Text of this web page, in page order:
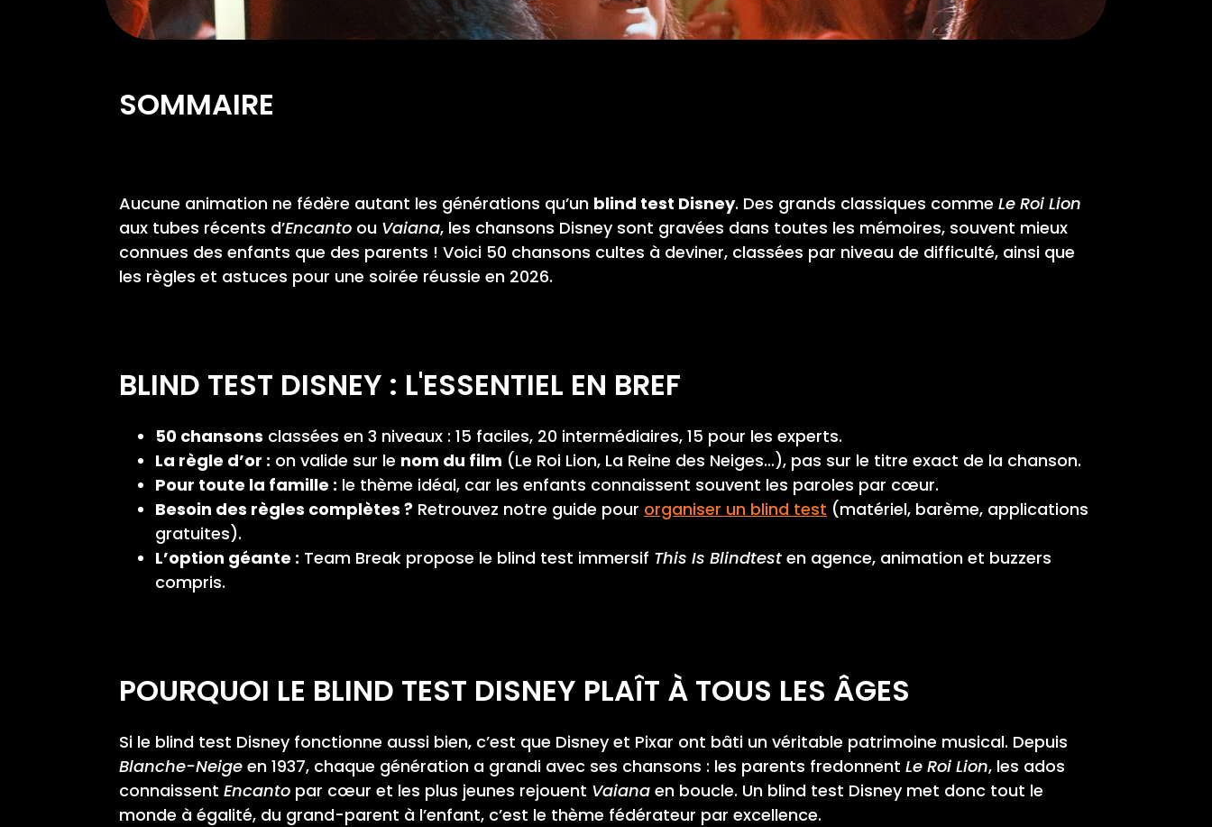
SOMMAIRE
Aucune animation ne fédère autant les générations qu’un blind test Disney. Des grands classiques comme Le Roi Lion
aux tubes récents d’Encanto ou Vaiana, les chansons Disney sont gravées dans toutes les mémoires, souvent mieux
connues des enfants que des parents ! Voici 50 chansons cultes à deviner, classées par niveau de difficulté, ainsi que
les règles et astuces pour une soirée réussie en 2026.
BLIND TEST DISNEY : L'ESSENTIEL EN BREF
50 chansons classées en 3 niveaux : 15 faciles, 20 intermédiaires, 15 pour les experts.
La règle d’or : on valide sur le nom du film (Le Roi Lion, La Reine des Neiges…), pas sur le titre exact de la chanson.
Pour toute la famille : le thème idéal, car les enfants connaissent souvent les paroles par cœur.
Besoin des règles complètes ? Retrouvez notre guide pour organiser un blind test (matériel, barème, applications
gratuites).
L’option géante : Team Break propose le blind test immersif This Is Blindtest en agence, animation et buzzers
compris.
POURQUOI LE BLIND TEST DISNEY PLAÎT À TOUS LES ÂGES
Si le blind test Disney fonctionne aussi bien, c’est que Disney et Pixar ont bâti un véritable patrimoine musical. Depuis
Blanche-Neige en 1937, chaque génération a grandi avec ses chansons : les parents fredonnent Le Roi Lion, les ados
connaissent Encanto par cœur et les plus jeunes rejouent Vaiana en boucle. Un blind test Disney met donc tout le
monde à égalité, du grand-parent à l’enfant, c’est le thème fédérateur par excellence.